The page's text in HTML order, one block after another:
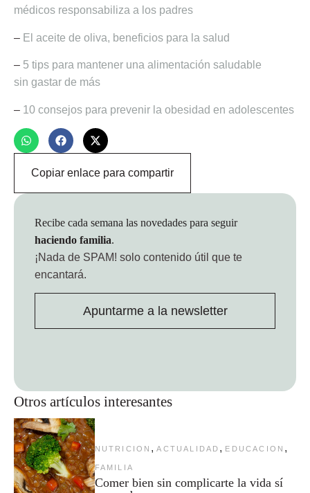
médicos responsabiliza a los padres
– El aceite de oliva, beneficios para la salud
– 5 tips para mantener una alimentación saludable
sin gastar de más
– 10 consejos para prevenir la obesidad en adolescentes
Copiar enlace para compartir
Otros artículos interesantes
NUTRICION , ACTUALIDAD , EDUCACION ,
FAMILIA
Comer bien sin complicarte la vida sí
Recibe cada semana las novedades para seguir
haciendo familia.
¡Nada de SPAM! solo contenido útil que te
encantará.
Apuntarme a la newsletter